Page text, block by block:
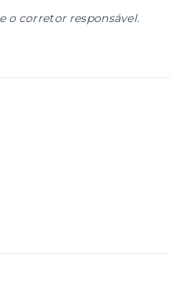
o corretor responsável.